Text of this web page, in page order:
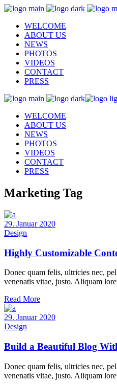
WELCOME
ABOUT US
NEWS
PHOTOS
VIDEOS
CONTACT
PRESS
WELCOME
ABOUT US
NEWS
PHOTOS
VIDEOS
CONTACT
PRESS
Marketing Tag
29. Januar 2020
Design
Highly Customizable
Donec quam felis, ultricies nec,
venenatis vitae, justo. Aliquam
Read More
29. Januar 2020
Design
Build a Beautiful Blog
Donec quam felis, ultricies nec,
venenatis vitae, justo. Aliquam